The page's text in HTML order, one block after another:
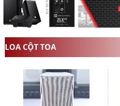
LOA CỘT TOA